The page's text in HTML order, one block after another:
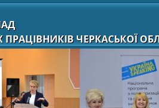
ЧЕРКАСЬКОЇ